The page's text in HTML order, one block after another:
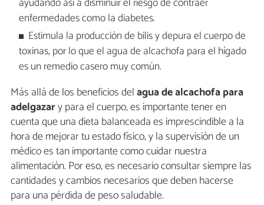
enfermedades como la diabetes.
Estimula la producción de bilis y depura el cuerpo de
toxinas, por lo que el agua de alcachofa para el hígado
es un remedio casero muy común.
Más allá de los beneficios delagua de alcachofa para
adelgazary para el cuerpo, es importante tener en
cuenta que una dieta balanceada es imprescindible a la
hora de mejorar tu estado físico, y la supervisión de un
médico es tan importante como cuidar nuestra
alimentación. Por eso, es necesario consultar siempre las
cantidades y cambios necesarios que deben hacerse
para una pérdida de peso saludable.